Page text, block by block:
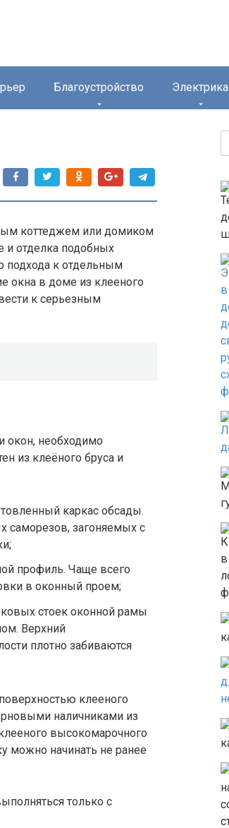
Благоустройство Электрика
коттеджем или домиком
и отделка подобных
подхода к отдельным
окна в доме из клееного
к серьезным
окон, необходимо
из клеёного бруса и
каркас обсады.
саморезов, загоняемых с
профиль. Чаще всего
в оконный проем;
стоек оконной рамы
Верхний
плотно забиваются
клееного
наличниками из
высокомарочного
можно начинать не ранее
только с